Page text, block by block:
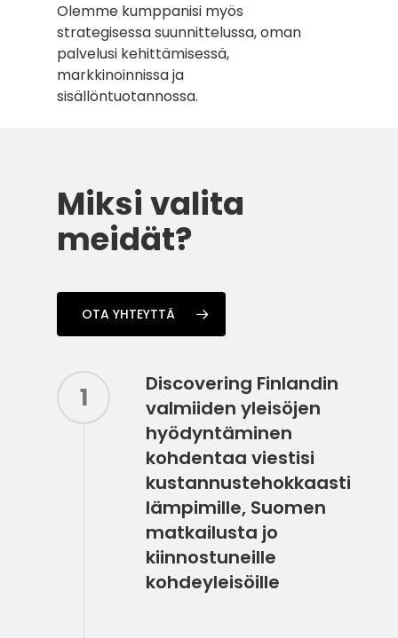
Olemme kumppanisi myös
strategisessa suunnittelussa, oman
palvelusi kehittämisessä,
markkinoinnissa ja
sisällöntuotannossa.
Miksi valita
meidät?
OTA YHTEYTTÄ
1
Discovering Finlandin
valmiiden yleisöjen
hyödyntäminen
kohdentaa viestisi
kustannustehokkaasti
lämpimille, Suomen
matkailusta jo
kiinnostuneille
kohdeyleisöille